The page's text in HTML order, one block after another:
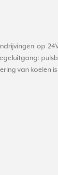
op
van koelen